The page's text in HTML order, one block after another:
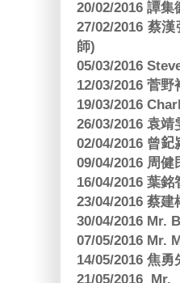
20/02/2016 譚
27/02/2016 蔡
師)
05/03/2016
12/03/2016 菅
19/03/2016
26/03/2016 袁
02/04/2016 曾
09/04/2016 周
16/04/2016 葉
23/04/2016 蔡
30/04/2016 Mr.
07/05/2016 Mr.
14/05/2016 焦
21/05/2016